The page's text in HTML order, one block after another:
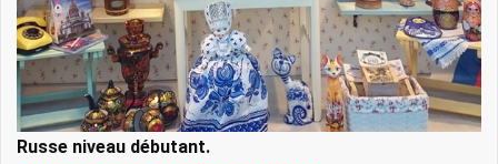
Russe niveau débutant.